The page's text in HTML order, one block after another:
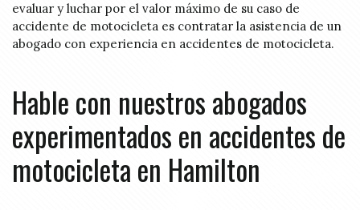
evaluar y luchar por el valor máximo de su caso de
accidente de motocicleta es contratar la asistencia de un
abogado con experiencia en accidentes de motocicleta.
Hable con nuestros abogados
experimentados en accidentes de
motocicleta en Hamilton